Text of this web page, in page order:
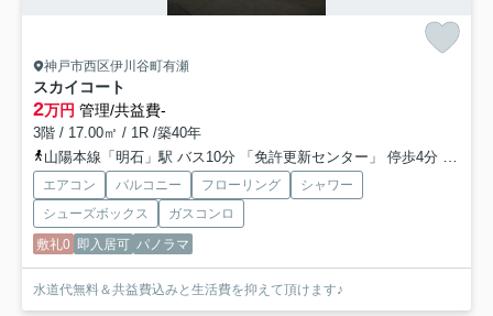
神戸市西区伊川谷町有瀬
スカイコート
2万円 管理/共益費-
3階 / 17.00㎡ / 1R /築40年
山陽本線「明石」駅 バス10分 「免許更新センター」 停歩4分
エアコン バルコニー フローリング
シャワー
シューズボックス
ガスコンロ
敷礼0 即入居可 パノラマ
水道代無料＆共益費込みと生活費を抑えて頂けます♪